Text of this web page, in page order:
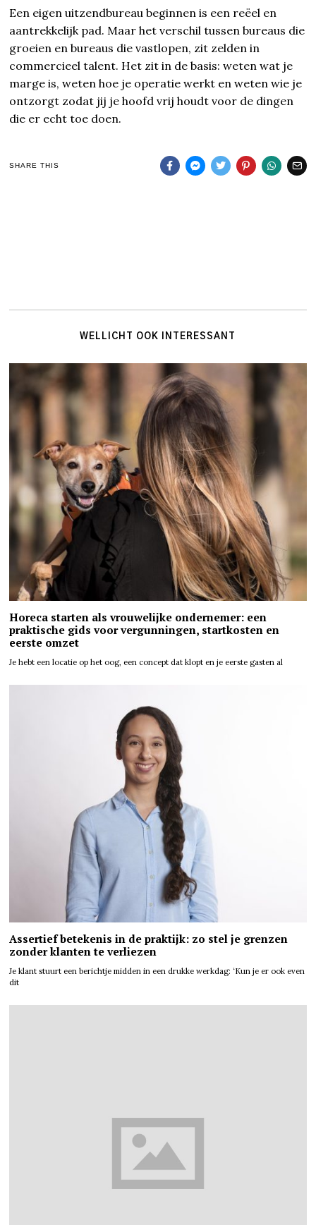
Een eigen uitzendbureau beginnen is een reëel en
aantrekkelijk pad. Maar het verschil tussen bureaus die
groeien en bureaus die vastlopen, zit zelden in
commercieel talent. Het zit in de basis: weten wat je
marge is, weten hoe je operatie werkt en weten wie je
ontzorgt zodat jij je hoofd vrij houdt voor de dingen
die er echt toe doen.
SHARE THIS
WELLICHT OOK INTERESSANT
Horeca starten als vrouwelijke ondernemer: een
praktische gids voor vergunningen, startkosten en
eerste omzet
Je hebt een locatie op het oog, een concept dat klopt en je eerste gasten al
Assertief betekenis in de praktijk: zo stel je grenzen
zonder klanten te verliezen
Je klant stuurt een berichtje midden in een drukke werkdag: ‘Kun je er ook even
dit